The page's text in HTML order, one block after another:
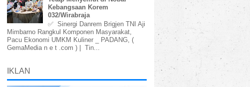
Kebangsaan Korem
032/Wirabraja
✅ Sinergi Danrem Brigjen TNI Aji
Mimbarno Rangkul Komponen Masyarakat,
Pacu Ekonomi UMKM Kuliner _ PADANG, (
GemaMedia n e t .com ) | Tin...
IKLAN